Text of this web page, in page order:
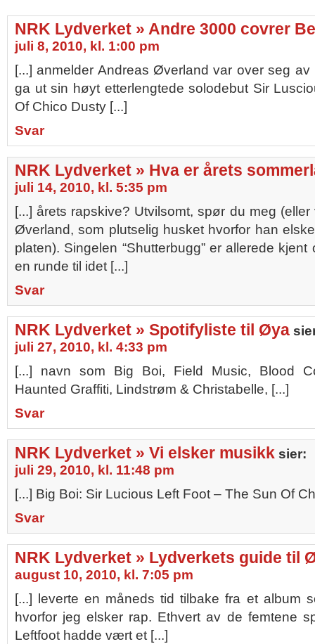
NRK Lydverket » Andre 3000 covrer
juli 8, 2010, kl. 1:00 pm
[...] anmelder Andreas Øverland var over seg
ga ut sin høyt etterlengtede solodebut Sir
Of Chico Dusty [...]
Svar
NRK Lydverket » Hva er årets
juli 14, 2010, kl. 5:35 pm
[...] årets rapskive? Utvilsomt, spør du meg
Øverland, som plutselig husket hvorfor han
platen). Singelen “Shutterbugg” er allerede
en runde til idet [...]
Svar
NRK Lydverket » Spotifyliste til Øya
juli 27, 2010, kl. 4:33 pm
[...] navn som Big Boi, Field Music, Blood
Haunted Graffiti, Lindstrøm & Christabelle, [...]
Svar
NRK Lydverket » Vi elsker musikk sier:
juli 29, 2010, kl. 11:48 pm
[...] Big Boi: Sir Lucious Left Foot – The Sun Of
Svar
NRK Lydverket » Lydverkets guide til
august 10, 2010, kl. 7:05 pm
[...] leverte en måneds tid tilbake fra et album
hvorfor jeg elsker rap. Ethvert av de femtene
Leftfoot hadde vært et [...]